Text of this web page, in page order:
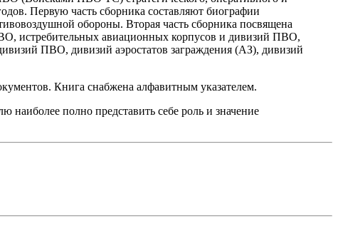
Первую часть сборника составляют биографии
обороны. Вторая часть сборника посвящена
истребительных авиационных корпусов и дивизий ПВО,
ПВО, дивизий аэростатов заграждения (АЗ), дивизий
Книга снабжена алфавитным указателем.
наиболее полно представить себе роль и значение